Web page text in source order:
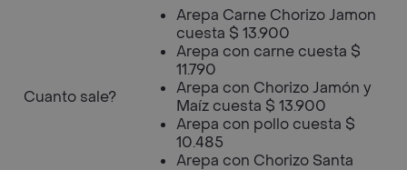
Cuanto sale?
Arepa Carne Chorizo Jamon
cuesta $ 13.900
Arepa con carne cuesta $
11.790
Arepa con Chorizo Jamón y
Maíz cuesta $ 13.900
Arepa con pollo cuesta $
10.485
Arepa con Chorizo Santa